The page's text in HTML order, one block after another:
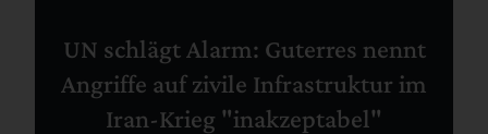
UN schlägt Alarm: Guterres nennt
Angriffe auf zivile Infrastruktur im
Iran-Krieg "inakzeptabel"